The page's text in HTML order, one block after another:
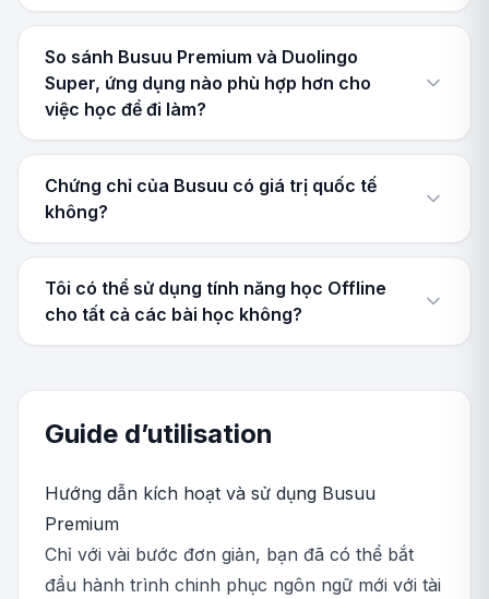
So sánh Busuu Premium và Duolingo
Super, ứng dụng nào phù hợp hơn cho
việc học để đi làm?
Chứng chỉ của Busuu có giá trị quốc tế
không?
Tôi có thể sử dụng tính năng học Offline
cho tất cả các bài học không?
Guide d’utilisation
Hướng dẫn kích hoạt và sử dụng Busuu
Premium
Chỉ với vài bước đơn giản, bạn đã có thể bắt
đầu hành trình chinh phục ngôn ngữ mới với tài